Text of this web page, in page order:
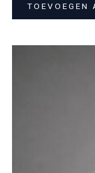
TOEVOEGEN